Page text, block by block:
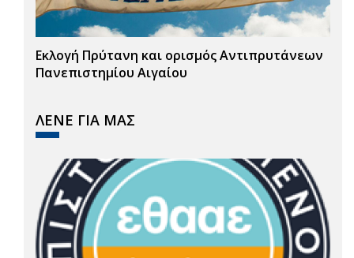
Εκλογή Πρύτανη και ορισμός Αντιπρυτάνεων
Πανεπιστημίου Αιγαίου
ΛΕΝΕ ΓΙΑ ΜΑΣ